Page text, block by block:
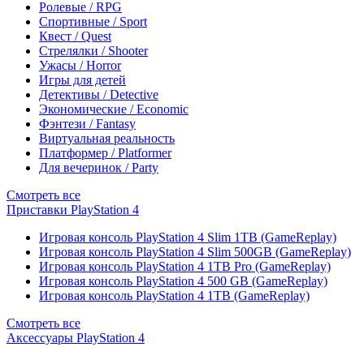
Ролевые / RPG
Спортивные / Sport
Квест / Quest
Стрелялки / Shooter
Ужасы / Horror
Игры для детей
Детективы / Detective
Экономические / Economic
Фэнтези / Fantasy
Виртуальная реальность
Платформер / Platformer
Для вечеринок / Party
Смотреть все
Приставки PlayStation 4
Игровая консоль PlayStation 4 Slim 1TB (GameReplay)
Игровая консоль PlayStation 4 Slim 500GB (GameReplay)
Игровая консоль PlayStation 4 1TB Pro (GameReplay)
Игровая консоль PlayStation 4 500 GB (GameReplay)
Игровая консоль PlayStation 4 1TB (GameReplay)
Смотреть все
Аксессуары PlayStation 4